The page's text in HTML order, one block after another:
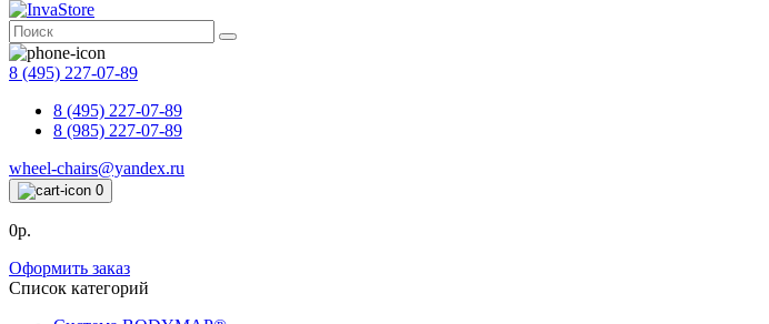
8 (495) 227-07-89
8 (495) 227-07-89
8 (985) 227-07-89
wheel-chairs@yandex.ru
0
0р.
Оформить заказ
Список категорий